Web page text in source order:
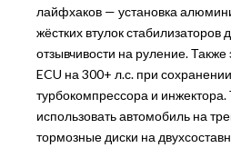
лайфхаков — установка
жёстких втулок стабилизаторов
отзывчивости на руление.
ECU на 300+ л.с. при
турбокомпрессора и инжектора.
использовать автомобиль на
тормозные диски на